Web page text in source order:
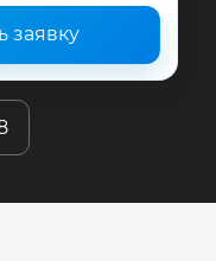
заявку